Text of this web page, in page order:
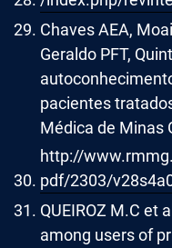
Chaves AEA,
Geraldo PFT,
pacientes
Médica de Minas
http://
pdf/2303/
QUEIROZ M.C et
among users of